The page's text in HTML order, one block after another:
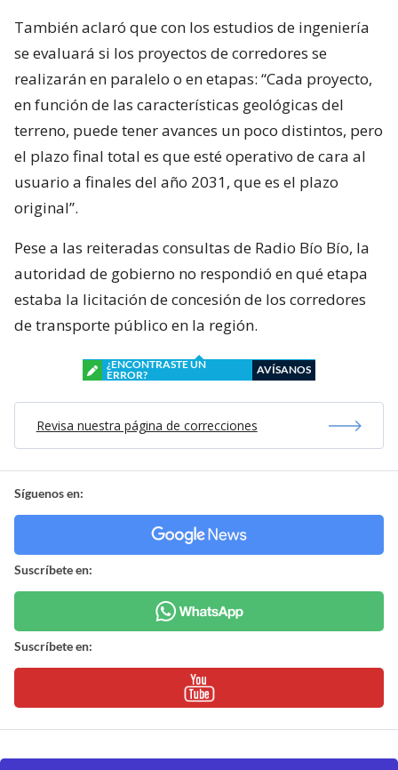
También aclaró que con los estudios de ingeniería
se evaluará si los proyectos de corredores se
realizarán en paralelo o en etapas: “Cada proyecto,
en función de las características geológicas del
terreno, puede tener avances un poco distintos, pero
el plazo final total es que esté operativo de cara al
usuario a finales del año 2031, que es el plazo
original”.
Pese a las reiteradas consultas de Radio Bío Bío, la
autoridad de gobierno no respondió en qué etapa
estaba la licitación de concesión de los corredores
de transporte público en la región.
¿ENCONTRASTE UN
ERROR?
AVÍSANOS
Revisa nuestra página de correcciones
Síguenos en:
Suscríbete en:
Suscríbete en: